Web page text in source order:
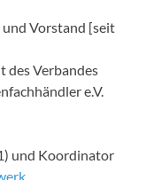
Vorstand [seit
des Verbandes
e.V.
und Koordinator